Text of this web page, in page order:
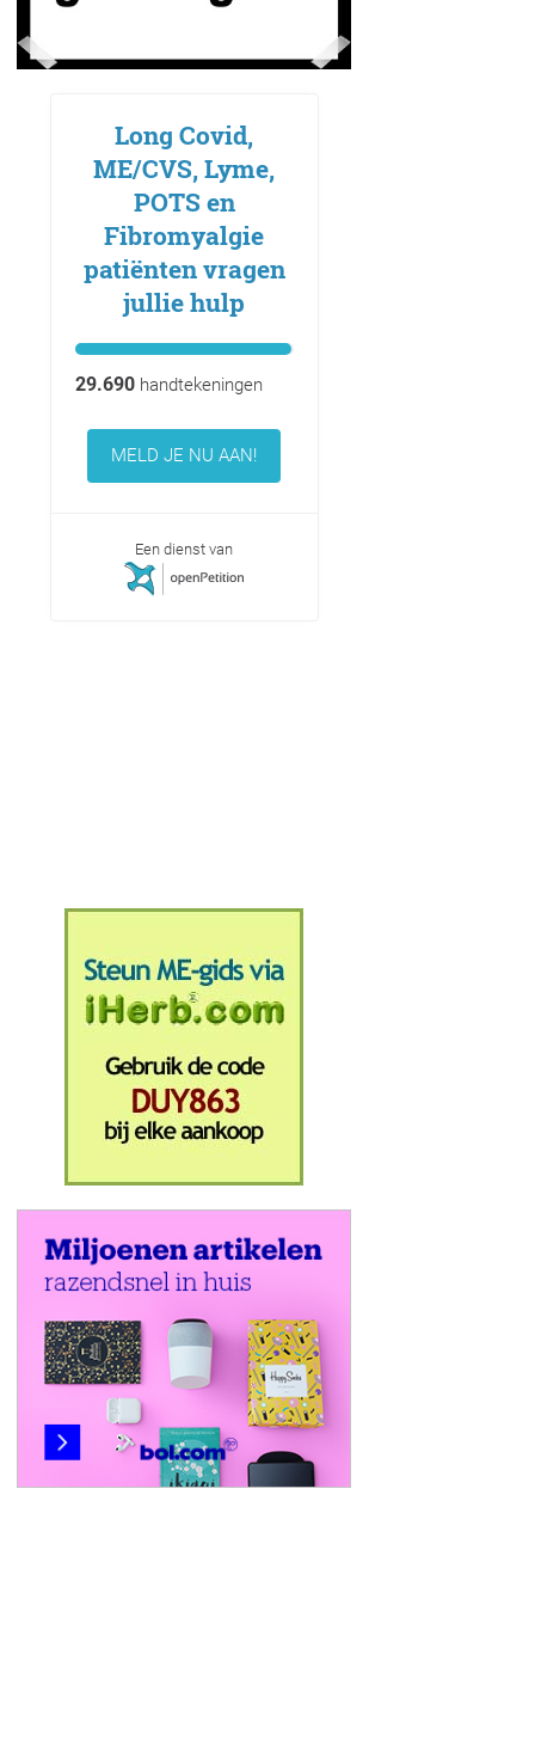
Long Covid,
ME/CVS, Lyme,
POTS en
Fibromyalgie
patiënten vragen
jullie hulp
29.690handtekeningen
MELD JE NU AAN!
Een dienst van